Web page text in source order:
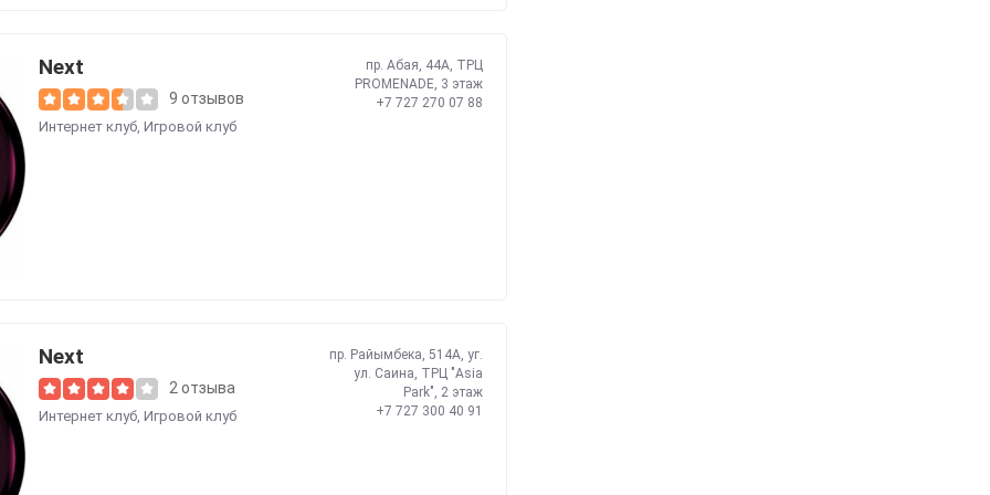
Next
9 отзывов
Интернет клуб, Игровой клуб
пр. Абая, 44А, ТРЦ
PROMENADE, 3 этаж
+7 727 270 07 88
Next
2 отзыва
Интернет клуб, Игровой клуб
пр. Райымбека, 514А, уг.
ул. Саина, ТРЦ "Asia
Park", 2 этаж
+7 727 300 40 91